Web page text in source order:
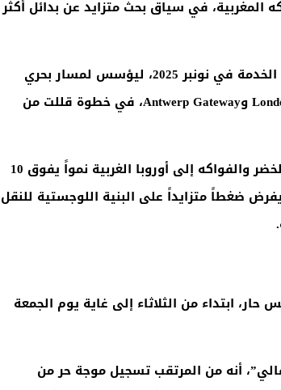
المغربية، في سياق بحث متزايد عن بدائل أكثر
، فقد دخل هذا الخط الخدمة في نونبر 2025، ليؤسس لمسار بحري
وAntwerp Gateway، في خطوة قللت من
ويأتي هذا التطور في وقت تعرف فيه صادرات المغرب من الخضر والفواكه إلى أوروبا الغربية نمواً يفوق 10
يتجاوز 1.1 مليون طن، ما يفرض ضغطاً متزايداً على البنية اللوجستية للنقل
.
ابتداء من الثلاثاء إلى غاية يوم الجمعة
أنه من المرتقب تسجيل موجة حر من